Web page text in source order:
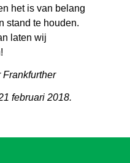
het is van belang
stand te houden.
laten wij
Frankfurther
februari 2018.